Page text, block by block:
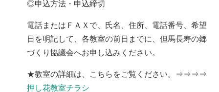
◎申込方法・申込締切
電話またはＦＡＸで、氏名、住所、電話番号、希望
日を明記して、各教室の前日までに、但馬長寿の郷
づくり協議会へお申し込みください。
★教室の詳細は、こちらをご覧ください。⇒⇒⇒⇒
押し花教室チラシ